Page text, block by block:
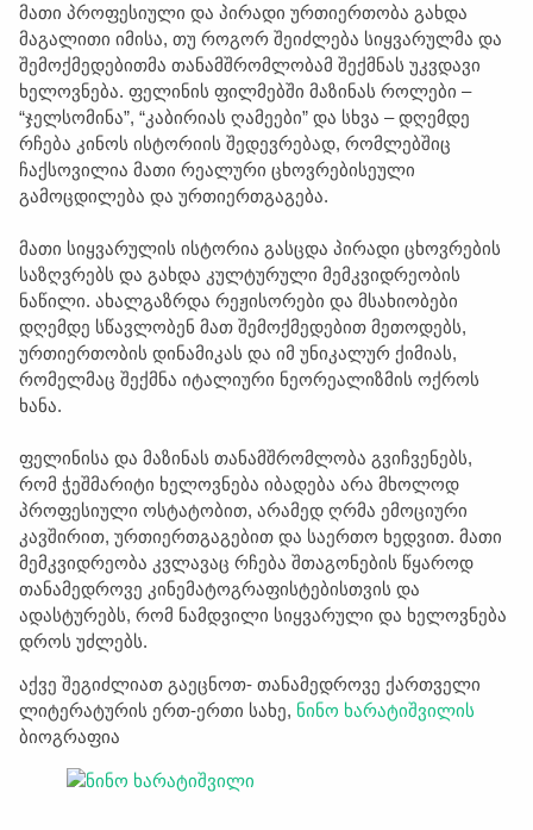
მათი პროფესიული და პირადი ურთიერთობა გახდა
მაგალითი იმისა, თუ როგორ შეიძლება სიყვარულმა და
შემოქმედებითმა თანამშრომლობამ შექმნას უკვდავი
ხელოვნება. ფელინის ფილმებში მაზინას როლები –
“ჯელსომინა”, “კაბირიას ღამეები” და სხვა – დღემდე
რჩება კინოს ისტორიის შედევრებად, რომლებშიც
ჩაქსოვილია მათი რეალური ცხოვრებისეული
გამოცდილება და ურთიერთგაგება.
მათი სიყვარულის ისტორია გასცდა პირადი ცხოვრების
საზღვრებს და გახდა კულტურული მემკვიდრეობის
ნაწილი. ახალგაზრდა რეჟისორები და მსახიობები
დღემდე სწავლობენ მათ შემოქმედებით მეთოდებს,
ურთიერთობის დინამიკას და იმ უნიკალურ ქიმიას,
რომელმაც შექმნა იტალიური ნეორეალიზმის ოქროს
ხანა.
ფელინისა და მაზინას თანამშრომლობა გვიჩვენებს,
რომ ჭეშმარიტი ხელოვნება იბადება არა მხოლოდ
პროფესიული ოსტატობით, არამედ ღრმა ემოციური
კავშირით, ურთიერთგაგებით და საერთო ხედვით. მათი
მემკვიდრეობა კვლავაც რჩება შთაგონების წყაროდ
თანამედროვე კინემატოგრაფისტებისთვის და
ადასტურებს, რომ ნამდვილი სიყვარული და ხელოვნება
დროს უძლებს.
აქვე შეგიძლიათ გაეცნოთ- თანამედროვე ქართველი
ლიტერატურის ერთ-ერთი სახე, ნინო ხარატიშვილის
ბიოგრაფია